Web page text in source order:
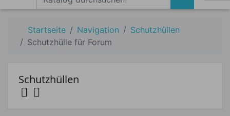
Startseite Navigation
Schutzhüllen
Schutzhülle für Forum
Schutzhüllen
 